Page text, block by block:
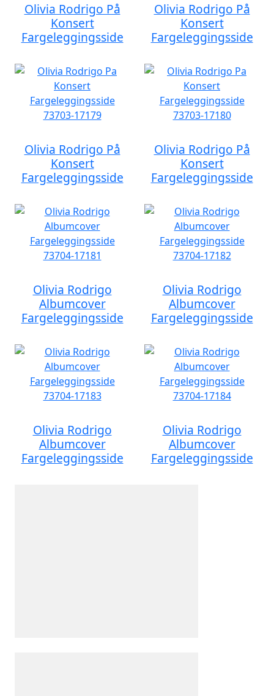
Olivia Rodrigo På
Konsert
Fargeleggingsside
Olivia Rodrigo På
Konsert
Fargeleggingsside
Olivia Rodrigo På
Konsert
Fargeleggingsside
Olivia Rodrigo På
Konsert
Fargeleggingsside
Olivia Rodrigo
Albumcover
Fargeleggingsside
Olivia Rodrigo
Albumcover
Fargeleggingsside
Olivia Rodrigo
Albumcover
Fargeleggingsside
Olivia Rodrigo
Albumcover
Fargeleggingsside